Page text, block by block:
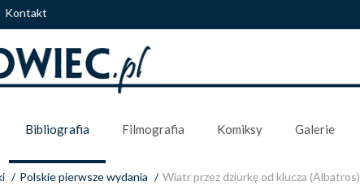
Kontakt
Bibliografia Filmografia Komiksy Galerie
/ Polskie pierwsze wydania / Wiatr przez dziurkę od klucza (Albatros)